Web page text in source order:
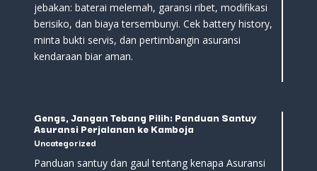
jebakan: baterai melemah, garansi ribet, modifikasi
berisiko, dan biaya tersembunyi. Cek battery history,
minta bukti servis, dan pertimbangin asuransi
kendaraan biar aman.
Gengs, Jangan Tebang Pilih: Panduan Santuy
Asuransi Perjalanan ke Kamboja
Uncategorized
Panduan santuy dan gaul tentang kenapa Asuransi